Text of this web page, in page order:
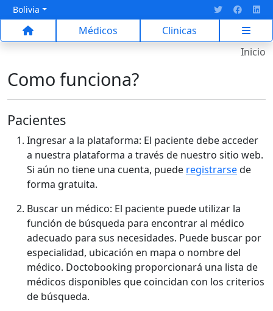
Bolivia
Médicos
Clinicas
Inicio
Como funciona?
Pacientes
Ingresar a la plataforma: El paciente debe acceder
a nuestra plataforma a través de nuestro sitio web.
Si aún no tiene una cuenta, puede registrarsede
forma gratuita.
Buscar un médico: El paciente puede utilizar la
función de búsqueda para encontrar al médico
adecuado para sus necesidades. Puede buscar por
especialidad, ubicación en mapa o nombre del
médico. Doctobooking proporcionará una lista de
médicos disponibles que coincidan con los criterios
de búsqueda.